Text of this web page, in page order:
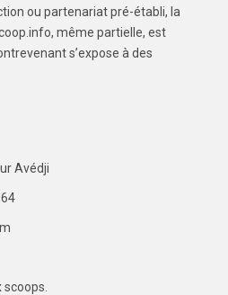
ou partenariat pré-établi, la
même partielle, est
s’expose à des
Avédji